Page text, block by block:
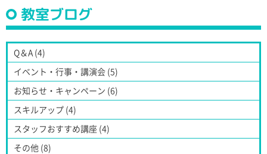
教室ブログ
Q＆A (4)
イベント・行事・講演会 (5)
お知らせ・キャンペーン (6)
スキルアップ (4)
スタッフおすすめ講座 (4)
その他 (8)